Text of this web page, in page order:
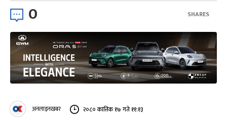
0 SHARES
अनलाइनखबर २०८० कात्तिक १७ गते ११:१३